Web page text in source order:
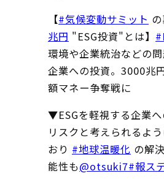
【#気候変動サミット
兆円 "ESG投資"とは】
環境や企業統治などの
企業への投資。3000兆
額マネー争奪戦に
▼ESGを軽視する企業
リスクと考えられるよ
おり #地球温暖化 の解
能性も@otsuki7#報ス